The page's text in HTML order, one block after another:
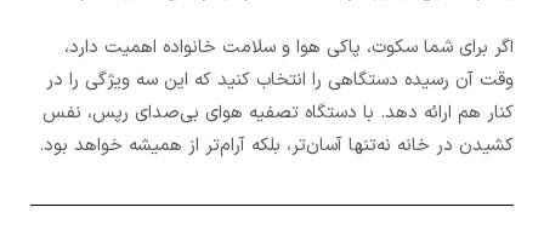
اگر برای شما سکوت، پاکی هوا و سلامت خانواده اهمیت دارد،
وقت آن رسیده دستگاهی را انتخاب کنید که این سه ویژگی را در
کنار هم ارائه دهد. با دستگاه تصفیه هوای بی‌صدای رپس، نفس
کشیدن در خانه نه‌تنها آسان‌تر، بلکه آرام‌تر از همیشه خواهد بود.